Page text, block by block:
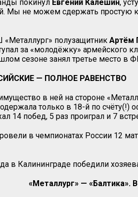
покинул Евгений Калешин,
Мы не можем сдержать простую
полузащитник Артём
за «молодёжку» армейского
сезоне занял третье место в
— ПОЛНОЕ РАВЕНСТВО
в ней на стороне
только в 18-й по счёту(!)
14 побед, 5 раз проиграл и 7
в чемпионатах России 12
в Калининграде победили
«Металлург» — «Балтика».